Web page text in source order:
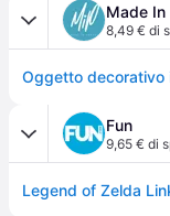
Made In
8,49 € di
Fun
9,65 € di